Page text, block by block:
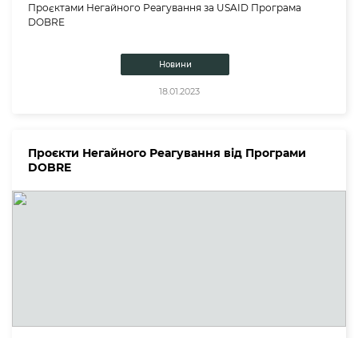
Проєктами Негайного Реагування за USAID Програма
DOBRE
Новини
18.01.2023
Проєкти Негайного Реагування від Програми
DOBRE